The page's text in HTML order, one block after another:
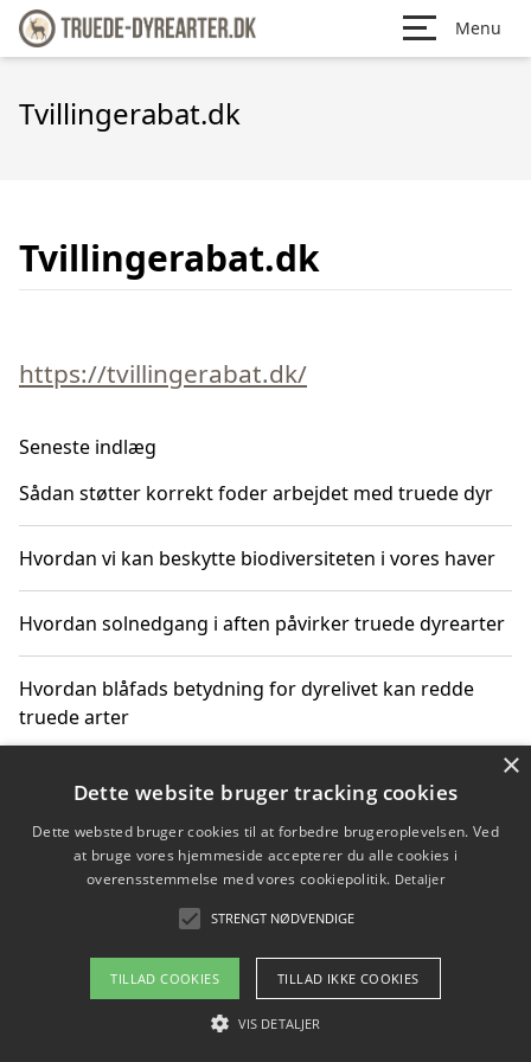
Menu
Tvillingerabat.dk
Tvillingerabat.dk
https://tvillingerabat.dk/
Seneste indlæg
Sådan støtter korrekt foder arbejdet med truede dyr
Hvordan vi kan beskytte biodiversiteten i vores haver
Hvordan solnedgang i aften påvirker truede dyrearter
Hvordan blåfads betydning for dyrelivet kan redde
truede arter
Hvordan kan gaver til unge voksne støtte bevarelsen
Copyright 2026 - Pilanto Aps
Om / kontakt
Blog Betingelser
×
Dette website bruger tracking cookies
Dette websted bruger cookies til at forbedre brugeroplevelsen. Ved
at bruge vores hjemmeside accepterer du alle cookies i
overensstemmelse med vores cookiepolitik. Detaljer
STRENGT NØDVENDIGE
TILLAD COOKIES TILLAD IKKE COOKIES
VIS DETALJER